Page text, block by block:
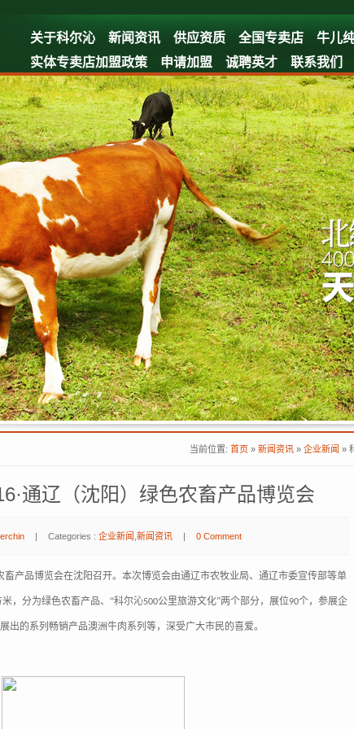
关于科尔沁 新闻资讯 供应资质 全国专卖店 牛儿
实体专卖店加盟政策
申请加盟 诚聘英才 联系我们
当前位置: 首页 » 新闻资讯 » 企业新闻 »
通辽（沈阳）绿色农畜产品博览会
| Categories : 企业新闻 新闻资讯 | 0 Comment
畜产品博览会在沈阳召开。本次博览会由通辽市农牧业局、通辽市委宣传部等单
米，分为绿色农畜产品、“科尔沁500公里旅游文化”两个部分，展位90个，参展企
出的系列畅销产品澳洲牛肉系列等，深受广大市民的喜爱。